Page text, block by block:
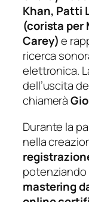
Khan, Patti
(corista per
Carey)e
ricerca
elettronica.
dell’uscita
chiamerà
Durante la
nella
potenziando
mastering